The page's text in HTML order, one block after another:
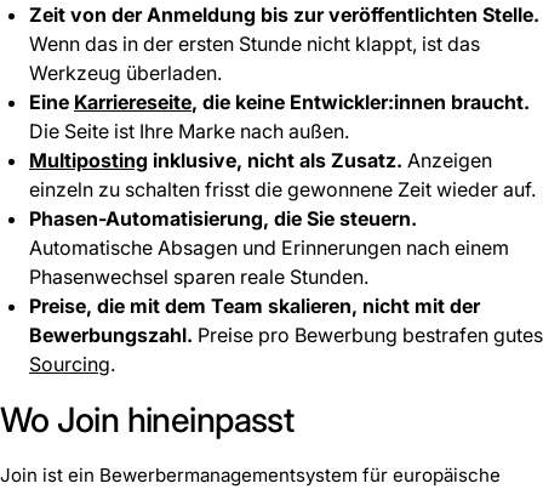
Zeit von der Anmeldung bis zur veröffentlichten Stelle.
Wenn das in der ersten Stunde nicht klappt, ist das
Werkzeug überladen.
Eine Karriereseite, die keine Entwickler:innen braucht.
Die Seite ist Ihre Marke nach außen.
Multiposting inklusive, nicht als Zusatz. Anzeigen
einzeln zu schalten frisst die gewonnene Zeit wieder auf.
Phasen-Automatisierung, die Sie steuern.
Automatische Absagen und Erinnerungen nach einem
Phasenwechsel sparen reale Stunden.
Preise, die mit dem Team skalieren, nicht mit der
Bewerbungszahl. Preise pro Bewerbung bestrafen gutes
Sourcing.
Wo Join hineinpasst
Join ist ein Bewerbermanagementsystem für europäische